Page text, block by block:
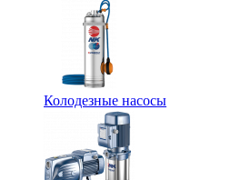
Колодезные насосы